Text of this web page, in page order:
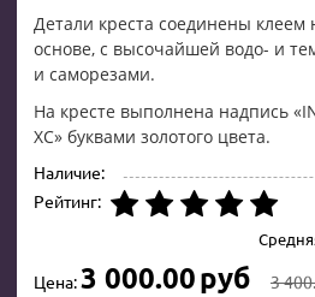
Детали креста соединены клеем
основе, с высочайшей водо- и
и саморезами.
На кресте выполнена надпись «
ХС» буквами золотого цвета.
Наличие:
Рейтинг:
Цена:3 000.00руб 3